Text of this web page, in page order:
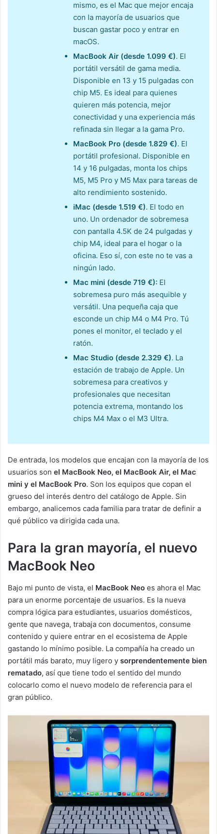
mismo, es el Mac que mejor encaja
con la mayoría de usuarios que
buscan gastar poco y entrar en
macOS.
MacBook Air (desde 1.099 €). El
portátil versátil de gama media.
Disponible en 13 y 15 pulgadas con
chip M5. Es ideal para quienes
quieren más potencia, mejor
conectividad y una experiencia más
refinada sin llegar a la gama Pro.
MacBook Pro (desde 1.829 €). El
portátil profesional. Disponible en
14 y 16 pulgadas, monta los chips
M5, M5 Pro y M5 Max para tareas de
alto rendimiento sostenido.
iMac (desde 1.519 €). El todo en
uno. Un ordenador de sobremesa
con pantalla 4.5K de 24 pulgadas y
chip M4, ideal para el hogar o la
oficina. Eso sí, con este no te vas a
ningún lado.
Mac mini (desde 719 €): El
sobremesa puro más asequible y
versátil. Una pequeña caja que
esconde un chip M4 o M4 Pro. Tú
pones el monitor, el teclado y el
ratón.
Mac Studio (desde 2.329 €). La
estación de trabajo de Apple. Un
sobremesa para creativos y
profesionales que necesitan
potencia extrema, montando los
chips M4 Max o el M3 Ultra.
De entrada, los modelos que encajan con la mayoría de los
usuarios son el MacBook Neo, el MacBook Air, el Mac
mini y el MacBook Pro. Son los equipos que copan el
grueso del interés dentro del catálogo de Apple. Sin
embargo, analicemos cada familia para tratar de definir a
qué público va dirigida cada una.
Para la gran mayoría, el nuevo
MacBook Neo
Bajo mi punto de vista, el MacBook Neo es ahora el Mac
para un enorme porcentaje de usuarios. Es la nueva
compra lógica para estudiantes, usuarios domésticos,
gente que navega, trabaja con documentos, consume
contenido y quiere entrar en el ecosistema de Apple
gastando lo mínimo posible. La compañía ha creado un
portátil más barato, muy ligero y sorprendentemente bien
rematado, así que tiene todo el sentido del mundo
colocarlo como el nuevo modelo de referencia para el
gran público.